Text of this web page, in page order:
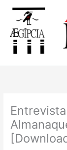
conteúdo